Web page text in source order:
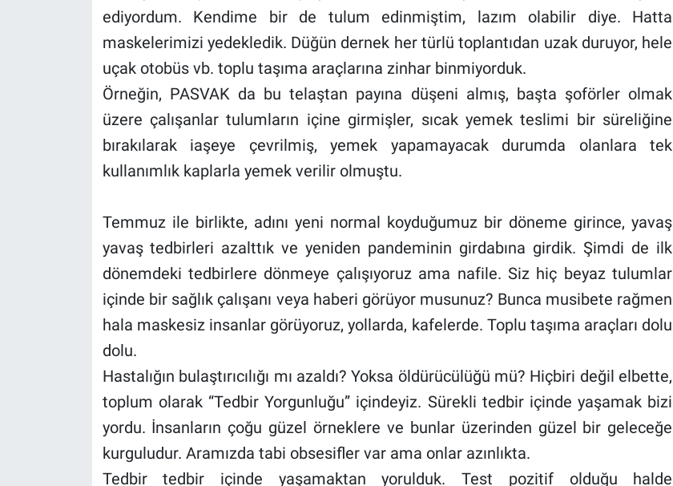
ediyordum. Kendime bir de tulum edinmiştim, lazım olabilir diye. Hatta
maskelerimizi yedekledik. Düğün dernek her türlü toplantıdan uzak duruyor, hele
uçak otobüs vb. toplu taşıma araçlarına zinhar binmiyorduk.
Örneğin, PASVAK da bu telaştan payına düşeni almış, başta şoförler olmak
üzere çalışanlar tulumların içine girmişler, sıcak yemek teslimi bir süreliğine
bırakılarak iaşeye çevrilmiş, yemek yapamayacak durumda olanlara tek
kullanımlık kaplarla yemek verilir olmuştu.
Temmuz ile birlikte, adını yeni normal koyduğumuz bir döneme girince, yavaş
yavaş tedbirleri azalttık ve yeniden pandeminin girdabına girdik. Şimdi de ilk
dönemdeki tedbirlere dönmeye çalışıyoruz ama nafile. Siz hiç beyaz tulumlar
içinde bir sağlık çalışanı veya haberi görüyor musunuz? Bunca musibete rağmen
hala maskesiz insanlar görüyoruz, yollarda, kafelerde. Toplu taşıma araçları dolu
dolu.
Hastalığın bulaştırıcılığı mı azaldı? Yoksa öldürücülüğü mü? Hiçbiri değil elbette,
toplum olarak “Tedbir Yorgunluğu” içindeyiz. Sürekli tedbir içinde yaşamak bizi
yordu. İnsanların çoğu güzel örneklere ve bunlar üzerinden güzel bir geleceğe
kurguludur. Aramızda tabi obsesifler var ama onlar azınlıkta.
Tedbir tedbir içinde yaşamaktan yorulduk. Test pozitif olduğu halde